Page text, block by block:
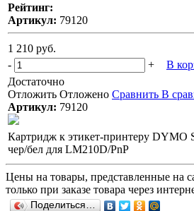
Рейтинг:
Артикул: 79120
1 210 руб.
-
+ В
Достаточно
Отложить Отложено Сравнить В
Артикул: 79120
Картридж к этикет-принтеру DYMO
чер/бел для LM210D/PnP
Цены на товары, представленные на
только при заказе товара через
Поделиться…